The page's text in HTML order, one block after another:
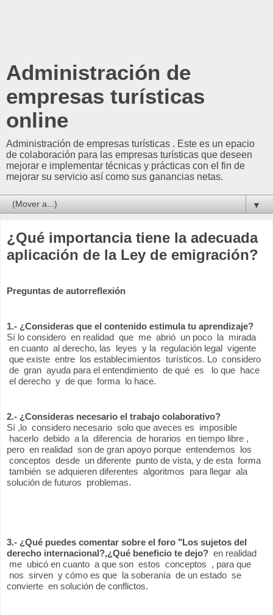
Administración de
empresas turísticas
online
Administración de empresas turísticas . Este es un epacio
de colaboración para las empresas turísticas que deseen
mejorar e implementar técnicas y prácticas con el fin de
mejorar su servicio así como sus ganancias netas.
▼
¿Qué importancia tiene la adecuada
aplicación de la Ley de emigración?
Preguntas de autorreflexión
1.- ¿Consideras que el contenido estimula tu aprendizaje?
Sí lo considero  en realidad  que  me  abrió  un poco  la  mirada
en cuanto  al derecho, las  leyes  y la  regulación legal  vigente
que existe  entre  los establecimientos  turísticos. Lo  considero
de  gran  ayuda para el entendimiento  de qué  es   lo que  hace
el derecho  y  de que  forma  lo hace.
2.- ¿Consideras necesario el trabajo colaborativo?
Sí ,lo  considero necesario  solo que aveces es  imposible
hacerlo  debido  a la  diferencia  de horarios  en tiempo libre ,
pero  en realidad  son de gran apoyo porque  entendemos  los
conceptos  desde  un diferente  punto de vista, y de esta  forma
también  se adquieren diferentes  algoritmos  para llegar  ala
solución de futuros  problemas.
3.- ¿Qué puedes comentar sobre el foro "Los sujetos del
derecho internacional?,¿Qué beneficio te dejo? en realidad
me  ubicó en cuanto  a que son  estos  conceptos  , para que
nos  sirven  y cómo es que  la soberanía  de un estado  se
convierte  en solución de conflictos.